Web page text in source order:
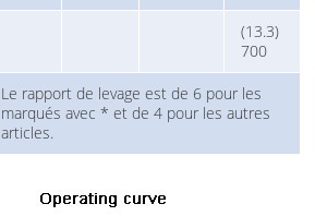
(13.3)
700
Le rapport de levage est de 6 pour les
marqués avec * et de 4 pour les autres
articles.